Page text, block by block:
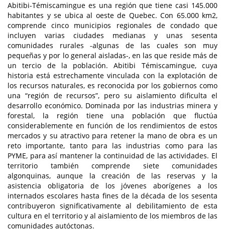
Abitibi-Témiscamingue es una región que tiene casi 145.000
habitantes y se ubica al oeste de Quebec. Con 65.000 km2,
comprende cinco municipios regionales de condado que
incluyen varias ciudades medianas y unas sesenta
comunidades rurales -algunas de las cuales son muy
pequeñas y por lo general aisladas-, en las que reside más de
un tercio de la población. Abitibi Témiscamingue, cuya
historia está estrechamente vinculada con la explotación de
los recursos naturales, es reconocida por los gobiernos como
una “región de recursos”, pero su aislamiento dificulta el
desarrollo económico. Dominada por las industrias minera y
forestal, la región tiene una población que fluctúa
considerablemente en función de los rendimientos de estos
mercados y su atractivo para retener la mano de obra es un
reto importante, tanto para las industrias como para las
PYME, para así mantener la continuidad de las actividades. El
territorio también comprende siete comunidades
algonquinas, aunque la creación de las reservas y la
asistencia obligatoria de los jóvenes aborígenes a los
internados escolares hasta fines de la década de los sesenta
contribuyeron significativamente al debilitamiento de esta
cultura en el territorio y al aislamiento de los miembros de las
comunidades autóctonas.